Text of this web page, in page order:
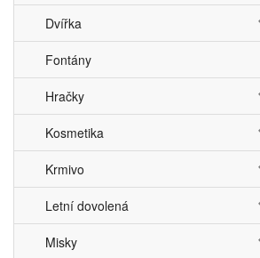
Dvířka
Fontány
Hračky
Kosmetika
Krmivo
Letní dovolená
Misky